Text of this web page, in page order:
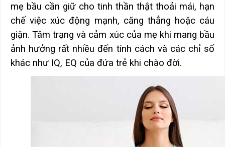
mẹ bầu cần giữ cho tinh thần thật thoải mái, hạn
chế việc xúc động mạnh, căng thẳng hoặc cáu
giận. Tâm trạng và cảm xúc của mẹ khi mang bầu
ảnh hưởng rất nhiều đến tính cách và các chỉ số
khác như IQ, EQ của đứa trẻ khi chào đời.